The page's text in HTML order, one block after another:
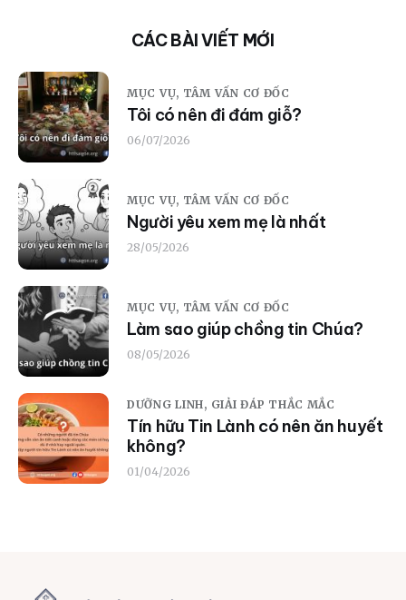
CÁC BÀI VIẾT MỚI
MỤC VỤ, TÂM VẤN CƠ ĐỐC
Tôi có nên đi đám giỗ?
06/07/2026
MỤC VỤ, TÂM VẤN CƠ ĐỐC
Người yêu xem mẹ là nhất
28/05/2026
MỤC VỤ, TÂM VẤN CƠ ĐỐC
Làm sao giúp chồng tin Chúa?
08/05/2026
DƯỠNG LINH, GIẢI ĐÁP THẮC MẮC
Tín hữu Tin Lành có nên ăn huyết
không?
01/04/2026